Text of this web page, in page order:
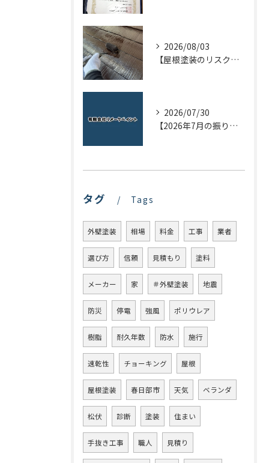
2026/08/03
【屋根塗装のリスクを下げる！】屋根の点検はドローンで！
2026/07/30
【2026年7月の振り返り】リメークペイントブログまとめ
タグ Tags
外壁塗装 相場 料金 工事 業者
選び方 信頼 見積もり 塗料
メーカー 家 ＃外壁塗装 地震
防災 停電 強風 ポリウレア
樹脂 耐久年数 防水 施行
速乾性 チョーキング 屋根
屋根塗装 春日部市 天気 ベランダ
松伏 診断 塗装 住まい
手抜き工事 職人 見積り